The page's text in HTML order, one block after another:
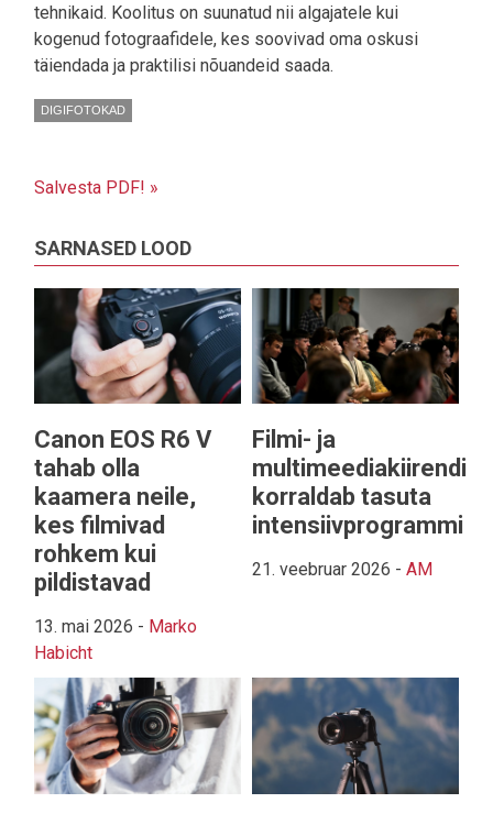
tehnikaid. Koolitus on suunatud nii algajatele kui
kogenud fotograafidele, kes soovivad oma oskusi
täiendada ja praktilisi nõuandeid saada.
DIGIFOTOKAD
Salvesta PDF! »
SARNASED LOOD
Canon EOS R6 V
tahab olla
kaamera neile,
kes filmivad
rohkem kui
pildistavad
13. mai 2026 - Marko
Habicht
Filmi- ja
multimeediakiirendi
korraldab tasuta
intensiivprogrammi
21. veebruar 2026 - AM